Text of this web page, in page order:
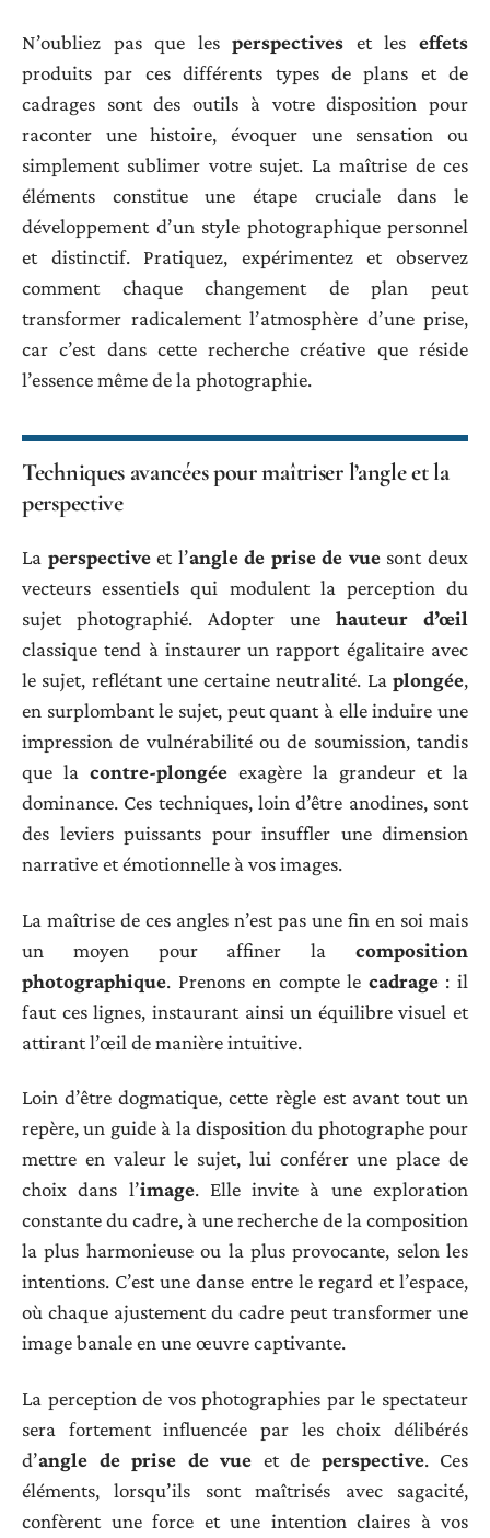
N’oubliez pas que lesperspectives et leseffets
produits par ces différents types de plans et de
cadrages sont des outils à votre disposition pour
raconter une histoire, évoquer une sensation ou
simplement sublimer votre sujet. La maîtrise de ces
éléments constitue une étape cruciale dans le
développement d’un style photographique personnel
et distinctif. Pratiquez, expérimentez et observez
comment chaque changement de plan peut
transformer radicalement l’atmosphère d’une prise,
car c’est dans cette recherche créative que réside
l’essence même de la photographie.
Techniques avancées pour maîtriser l’angle et la
perspective
La perspectiveet l’angle de prise de vuesont deux
vecteurs essentiels qui modulent la perception du
sujet photographié. Adopter une hauteur d’œil
classique tend à instaurer un rapport égalitaire avec
le sujet, reflétant une certaine neutralité. La plongée,
en surplombant le sujet, peut quant à elle induire une
impression de vulnérabilité ou de soumission, tandis
que la contre-plongée exagère la grandeur et la
dominance. Ces techniques, loin d’être anodines, sont
des leviers puissants pour insuffler une dimension
narrative et émotionnelle à vos images.
La maîtrise de ces angles n’est pas une fin en soi mais
un moyen pour affiner la composition
photographique. Prenons en compte le cadrage: il
faut ces lignes, instaurant ainsi un équilibre visuel et
attirant l’œil de manière intuitive.
Loin d’être dogmatique, cette règle est avant tout un
repère, un guide à la disposition du photographe pour
mettre en valeur le sujet, lui conférer une place de
choix dans l’image. Elle invite à une exploration
constante du cadre, à une recherche de la composition
la plus harmonieuse ou la plus provocante, selon les
intentions. C’est une danse entre le regard et l’espace,
où chaque ajustement du cadre peut transformer une
image banale en une œuvre captivante.
La perception de vos photographies par le spectateur
sera fortement influencée par les choix délibérés
d’angle de prise de vue et de perspective. Ces
éléments, lorsqu’ils sont maîtrisés avec sagacité,
confèrent une force et une intention claires à vos